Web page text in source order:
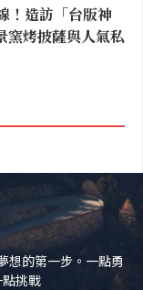
！造訪「台版神
窯烤披薩與人氣私
想的第一步。一點勇
挑戰